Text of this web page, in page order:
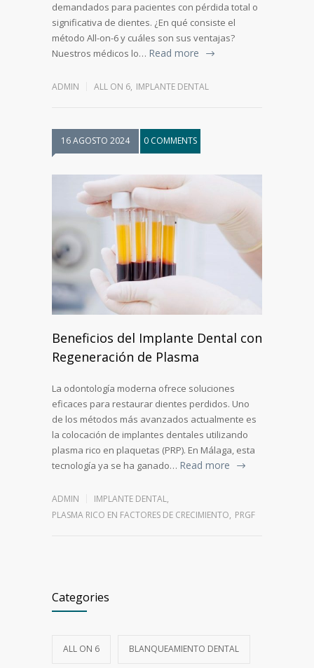
demandados para pacientes con pérdida total o
significativa de dientes. ¿En qué consiste el
método All-on-6 y cuáles son sus ventajas?
Nuestros médicos lo… Read more
ADMIN ALL ON 6, IMPLANTE DENTAL
16 AGOSTO 2024 0 COMMENTS
Beneficios del Implante Dental con
Regeneración de Plasma
La odontología moderna ofrece soluciones
eficaces para restaurar dientes perdidos. Uno
de los métodos más avanzados actualmente es
la colocación de implantes dentales utilizando
plasma rico en plaquetas (PRP). En Málaga, esta
tecnología ya se ha ganado… Read more
ADMIN IMPLANTE DENTAL,
PLASMA RICO EN FACTORES DE CRECIMIENTO, PRGF
Categories
ALL ON 6 BLANQUEAMIENTO DENTAL